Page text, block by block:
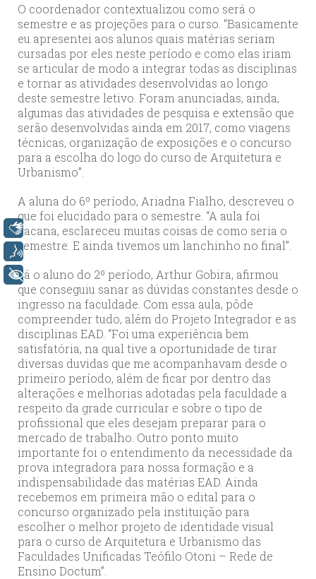
O coordenador contextualizou como será o
semestre e as projeções para o curso. “Basicamente
eu apresentei aos alunos quais matérias seriam
cursadas por eles neste período e como elas iriam
se articular de modo a integrar todas as disciplinas
e tornar as atividades desenvolvidas ao longo
deste semestre letivo. Foram anunciadas, ainda,
algumas das atividades de pesquisa e extensão que
serão desenvolvidas ainda em 2017, como viagens
técnicas, organização de exposições e o concurso
para a escolha do logo do curso de Arquitetura e
Urbanismo”.
A aluna do 6º período, Ariadna Fialho, descreveu o
que foi elucidado para o semestre. “A aula foi
bacana, esclareceu muitas coisas de como seria o
semestre. E ainda tivemos um lanchinho no final”.
Já o aluno do 2º período, Arthur Gobira, afirmou
que conseguiu sanar as dúvidas constantes desde o
ingresso na faculdade. Com essa aula, pôde
compreender tudo, além do Projeto Integrador e as
disciplinas EAD. “Foi uma experiência bem
satisfatória, na qual tive a oportunidade de tirar
diversas duvidas que me acompanhavam desde o
primeiro período, além de ficar por dentro das
alterações e melhorias adotadas pela faculdade a
respeito da grade curricular e sobre o tipo de
profissional que eles desejam preparar para o
mercado de trabalho. Outro ponto muito
importante foi o entendimento da necessidade da
prova integradora para nossa formação e a
indispensabilidade das matérias EAD. Ainda
recebemos em primeira mão o edital para o
concurso organizado pela instituição para
escolher o melhor projeto de identidade visual
para o curso de Arquitetura e Urbanismo das
Faculdades Unificadas Teófilo Otoni – Rede de
Ensino Doctum”.
Libras
Voz
+ Acessibilidade